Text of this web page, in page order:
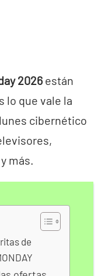
2026 están
lo que vale la
cibernético
más.
de